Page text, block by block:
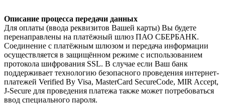
Описание процесса передачи данных
Для оплаты (ввода реквизитов Вашей карты) Вы будете
перенаправлены на платёжный шлюз ПАО СБЕРБАНК.
Соединение с платёжным шлюзом и передача информации
осуществляется в защищённом режиме с использованием
протокола шифрования SSL. В случае если Ваш банк
поддерживает технологию безопасного проведения интернет-
платежей Verified By Visa, MasterCard SecureCode, MIR Accept,
J-Secure для проведения платежа также может потребоваться
ввод специального пароля.